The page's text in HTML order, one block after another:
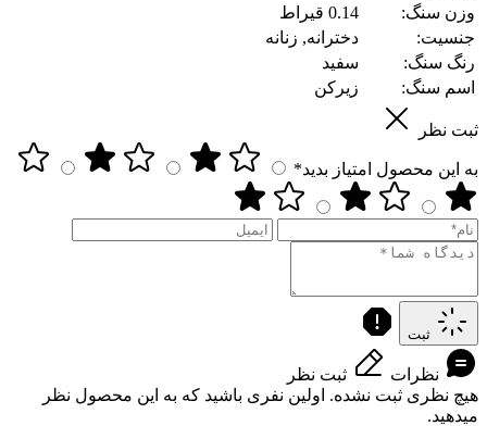
وزن سنگ:
0.14 قیراط
جنسیت:
دخترانه, زنانه
رنگ سنگ:
سفید
اسم سنگ:
زیرکن
ثبت نظر
به این محصول امتیاز بدید*
ثبت
نظرات
ثبت نظر
هیچ نظری ثبت نشده. اولین نفری باشید که به این محصول نظر
میدهید.